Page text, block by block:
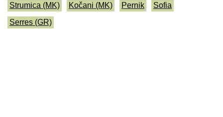
Strumica (MK)
Kočani (MK) Pernik
Sofia
Serres (GR)